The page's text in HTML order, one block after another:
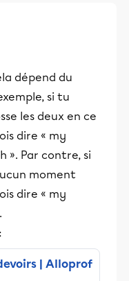
dépend du
si tu
les deux en ce
dire « my
». Par contre, si
moment
dire « my
| Alloprof